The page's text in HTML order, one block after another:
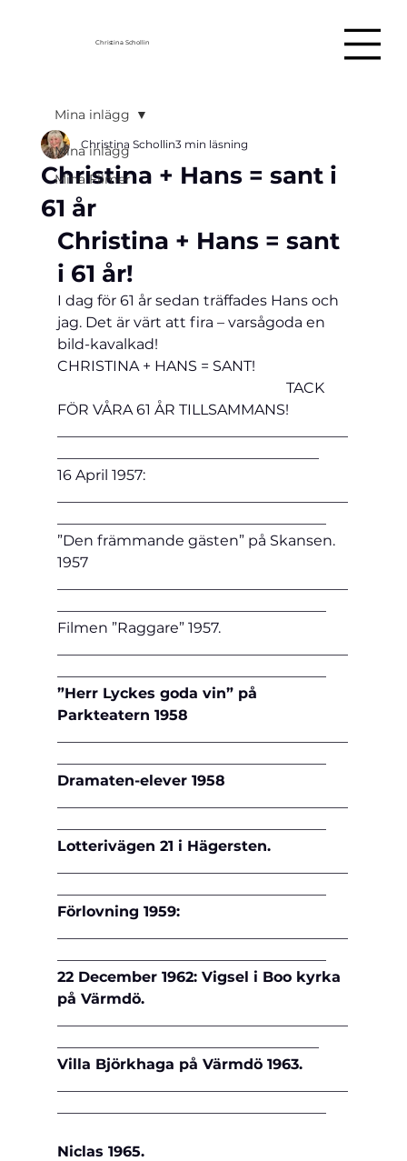
Christina Schollin
Mina inlägg
Mina Filmer
Mina inlägg
Christina + Hans = sant i
61 år
Christina Schollin3 min läsning
Christina + Hans = sant
i 61 år!
I dag för 61 år sedan träffades Hans och
jag. Det är värt att fira – varsågoda en
bild-kavalkad!
CHRISTINA + HANS = SANT!
TACK
FÖR VÅRA 61 ÅR TILLSAMMANS!
16 April 1957:
”Den främmande gästen” på Skansen.
1957
Filmen ”Raggare” 1957.
”Herr Lyckes goda vin” på
Parkteatern 1958
Dramaten-elever 1958
Lotterivägen 21 i Hägersten.
Förlovning 1959:
22 December 1962: Vigsel i Boo kyrka
på Värmdö.
Villa Björkhaga på Värmdö 1963.
Niclas 1965.